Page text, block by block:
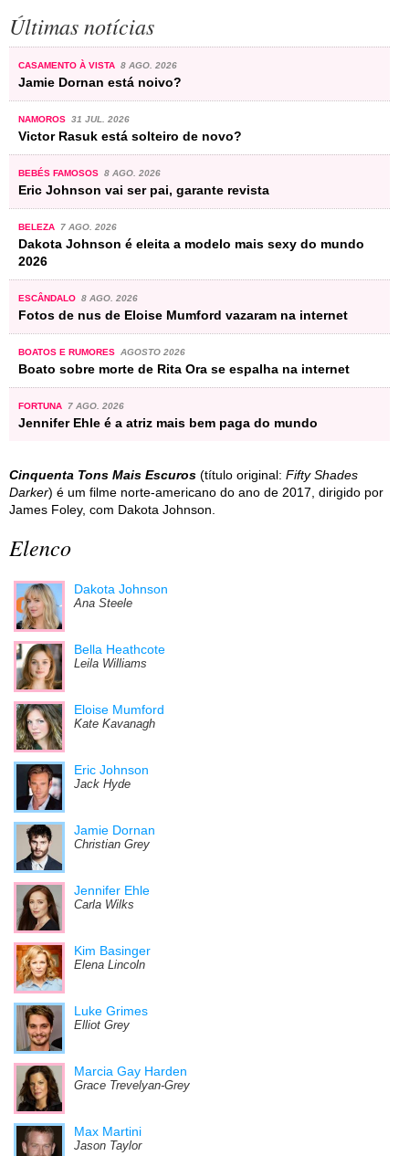
Últimas notícias
CASAMENTO À VISTA 8 AGO. 2026
Jamie Dornan está noivo?
NAMOROS 31 JUL. 2026
Victor Rasuk está solteiro de novo?
BEBÉS FAMOSOS 8 AGO. 2026
Eric Johnson vai ser pai, garante revista
BELEZA 7 AGO. 2026
Dakota Johnson é eleita a modelo mais sexy do mundo
2026
ESCÂNDALO 8 AGO. 2026
Fotos de nus de Eloise Mumford vazaram na internet
BOATOS E RUMORES AGOSTO 2026
Boato sobre morte de Rita Ora se espalha na internet
FORTUNA 7 AGO. 2026
Jennifer Ehle é a atriz mais bem paga do mundo
Cinquenta Tons Mais Escuros (título original: Fifty Shades
Darker) é um filme norte-americano do ano de 2017, dirigido por
James Foley, com Dakota Johnson.
Elenco
Dakota Johnson
Ana Steele
Bella Heathcote
Leila Williams
Eloise Mumford
Kate Kavanagh
Eric Johnson
Jack Hyde
Jamie Dornan
Christian Grey
Jennifer Ehle
Carla Wilks
Kim Basinger
Elena Lincoln
Luke Grimes
Elliot Grey
Marcia Gay Harden
Grace Trevelyan-Grey
Max Martini
Jason Taylor